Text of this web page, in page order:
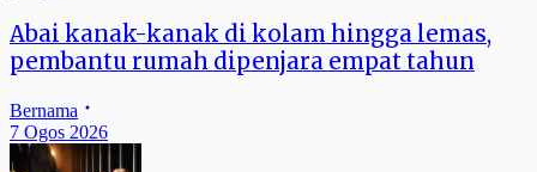
Abai kanak-kanak di kolam hingga lemas,
pembantu rumah dipenjara empat tahun
Bernama
7 Ogos 2026